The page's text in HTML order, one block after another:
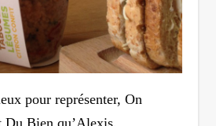
pour représenter, On
Du Bien qu’Alexis,